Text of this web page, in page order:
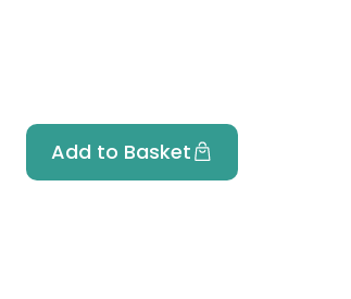
Add to Basket